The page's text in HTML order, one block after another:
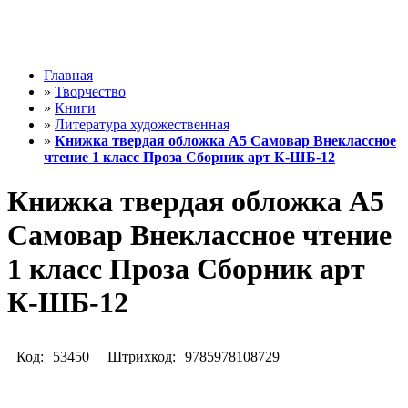
Главная
» Творчество
» Книги
» Литература художественная
» Книжка твердая обложка А5 Самовар Внеклассное
чтение 1 класс Проза Сборник арт К-ШБ-12
Книжка твердая обложка А5
Самовар Внеклассное чтение
1 класс Проза Сборник арт
К-ШБ-12
Код: 53450 Штрихкод: 9785978108729